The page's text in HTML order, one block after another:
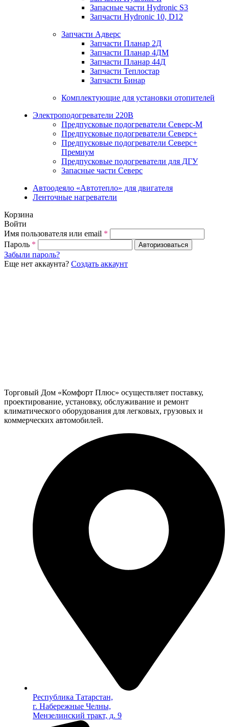
Запасные части Hydronic S3
Запчасти Hydronic 10, D12
Запчасти Адверс
Запчасти Планар 2Д
Запчасти Планар 4ДМ
Запчасти Планар 44Д
Запчасти Теплостар
Запчасти Бинар
Комплектующие для установки отопителей
Электроподогреватели 220В
Предпусковые подогреватели Северс-М
Предпусковые подогреватели Северс+
Предпусковые подогреватели Северс+
Премиум
Предпусковые подогреватели для ДГУ
Запасные части Северс
Автоодеяло «Автотепло» для двигателя
Ленточные нагреватели
Корзина
Войти
Имя пользователя или email *
Пароль * Авторизоваться
Забыли пароль?
Еще нет аккаунта? Создать аккаунт
Торговый Дом «Комфорт Плюс» осуществляет поставку,
проектирование, установку, обслуживание и ремонт
климатического оборудования для легковых, грузовых и
коммерческих автомобилей.
Республика Татарстан,
г. Набережные Челны,
Мензелинский тракт, д. 9